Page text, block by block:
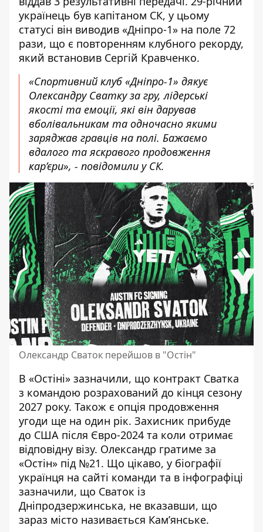
українець був капітаном СК, у цьому
статусі він виводив «Дніпро-1» на поле 72
рази, що є повторенням клубного рекорду,
який встановив Сергій Кравченко.
«Спортивний клуб «Дніпро-1» дякує
Олександру Сватку за гру, лідерські
якості та емоції, які він дарував
вболівальникам та одночасно якими
заряджав гравців на полі. Бажаємо
вдалого та яскравого продовження
кар’єри», - повідомили у СК.
Олександр Сваток перейшов в "Остін"
В «Остіні» зазначили, що контракт Сватка
з командою розрахований до кінця сезону
2027 року. Також є опція продовження
угоди ще на один рік. Захисник прибуде
до США після Євро-2024 та коли отримає
відповідну візу. Олександр гратиме за
«Остін» під №21. Що цікаво, у біографії
українця на сайті команди та в інфографіці
зазначили, що Сваток із
Дніпродзержинська, не вказавши, що
зараз місто називається Кам’янське.